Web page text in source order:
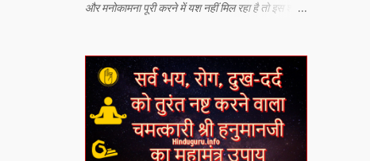
और मनोकामना पूरी करने में यश नहीं मिल रहा है तो इस श्री